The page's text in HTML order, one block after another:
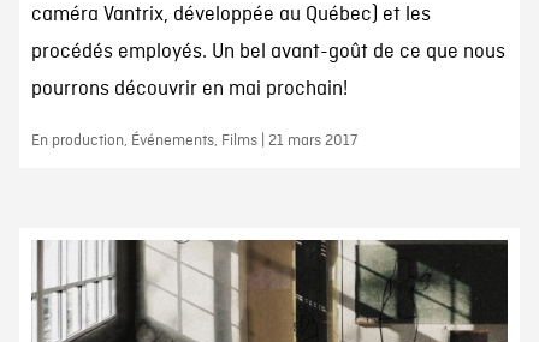
caméra Vantrix, développée au Québec) et les
procédés employés. Un bel avant-goût de ce que nous
pourrons découvrir en mai prochain!
En production, Événements, Films | 21 mars 2017